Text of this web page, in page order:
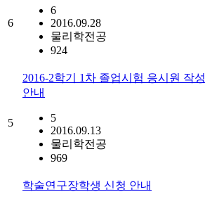
6
6
2016.09.28
물리학전공
924
5
2016-2학기 1차 졸업시험 응시원 작성
안내
5
2016.09.13
물리학전공
969
학술연구장학생 신청 안내